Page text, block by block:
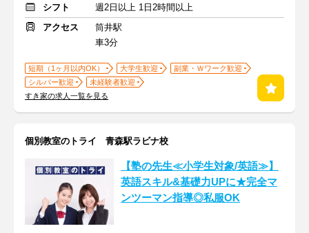
シフト
週2日以上 1日2時間以上
アクセス
筒井駅
車3分
短期（1ヶ月以内OK） 大学生歓迎
副業・Ｗワーク歓迎
シルバー歓迎
未経験者歓迎
すき家の求人一覧を見る
個別教室のトライ 青森駅ラビナ校
【塾の先生≪小学生対象/英語≫】
英語スキル&基礎力UPに★完全マ
ンツーマン指導◎私服OK